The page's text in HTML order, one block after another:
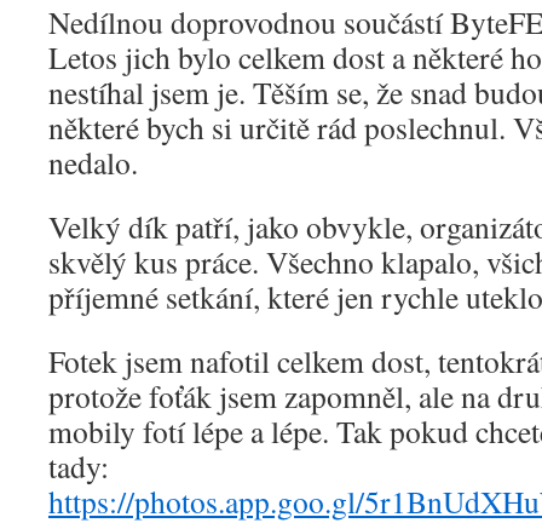
Nedílnou doprovodnou součástí
Letos jich bylo celkem dost a některé
nestíhal jsem je. Těším se, že snad
některé bych si určitě rád poslechnul.
nedalo.
Velký dík patří, jako obvykle,
skvělý kus práce. Všechno klapalo,
příjemné setkání, které jen rychle
Fotek jsem nafotil celkem dost,
protože foťák jsem zapomněl, ale na
mobily fotí lépe a lépe. Tak pokud
tady:
https://photos.app.goo.gl/